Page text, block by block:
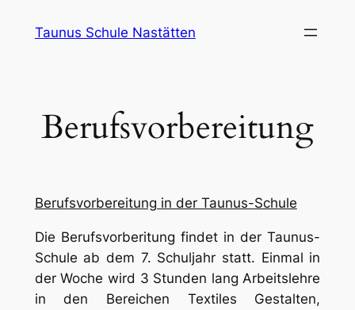
InhaltTaunus Schule Nastätten
Berufsvorbereitung
Berufsvorbereitung in der Taunus-Schule
Die Berufsvorberitung findet in der Taunus-
Schule ab dem 7. Schuljahr statt. Einmal in
der Woche wird 3 Stunden lang Arbeitslehre
in den Bereichen Textiles Gestalten,